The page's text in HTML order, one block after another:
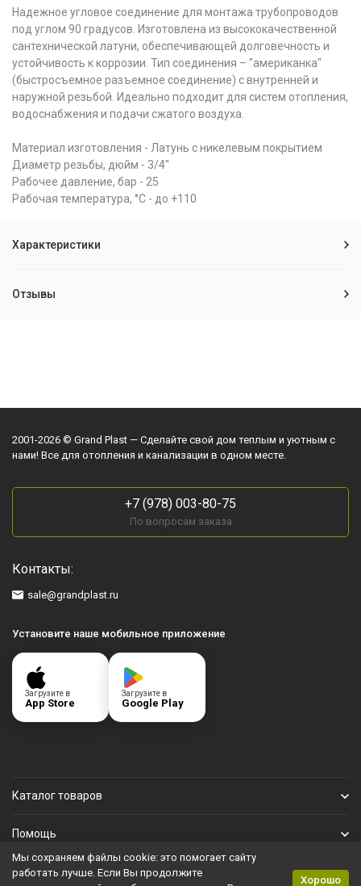
Надежное угловое соединение для монтажа трубопроводов
под углом 90 градусов. Изготовлена из высококачественной
сантехнической латуни, обеспечивающей долговечность и
устойчивость к коррозии. Тип соединения – "американка"
(быстросъемное разъемное соединение) с внутренней и
наружной резьбой. Идеально подходит для систем отопления,
водоснабжения и подачи сжатого воздуха.
Материал изготовления - Латунь с никелевым покрытием
Диаметр резьбы, дюйм - 3/4"
Рабочее давление, бар - 25
Рабочая температура, °С - до +110
Характеристики
Отзывы
2001-2026 © Grand Plast — Сделайте свой дом теплым и уютным с
нами! Все для отопления и канализации в одном месте.
+7 (978) 003-80-75
По вопросам заказа
Контакты:
sale@grandplast.ru
Установите наше мобильное приложение
Загрузите в
App Store
Загрузите в
Google Play
Каталог товаров
Помощь
Личный кабинет
Мы сохраняем файлы cookie: это помогает сайту
работать лучше. Если Вы продолжите
Хорошо